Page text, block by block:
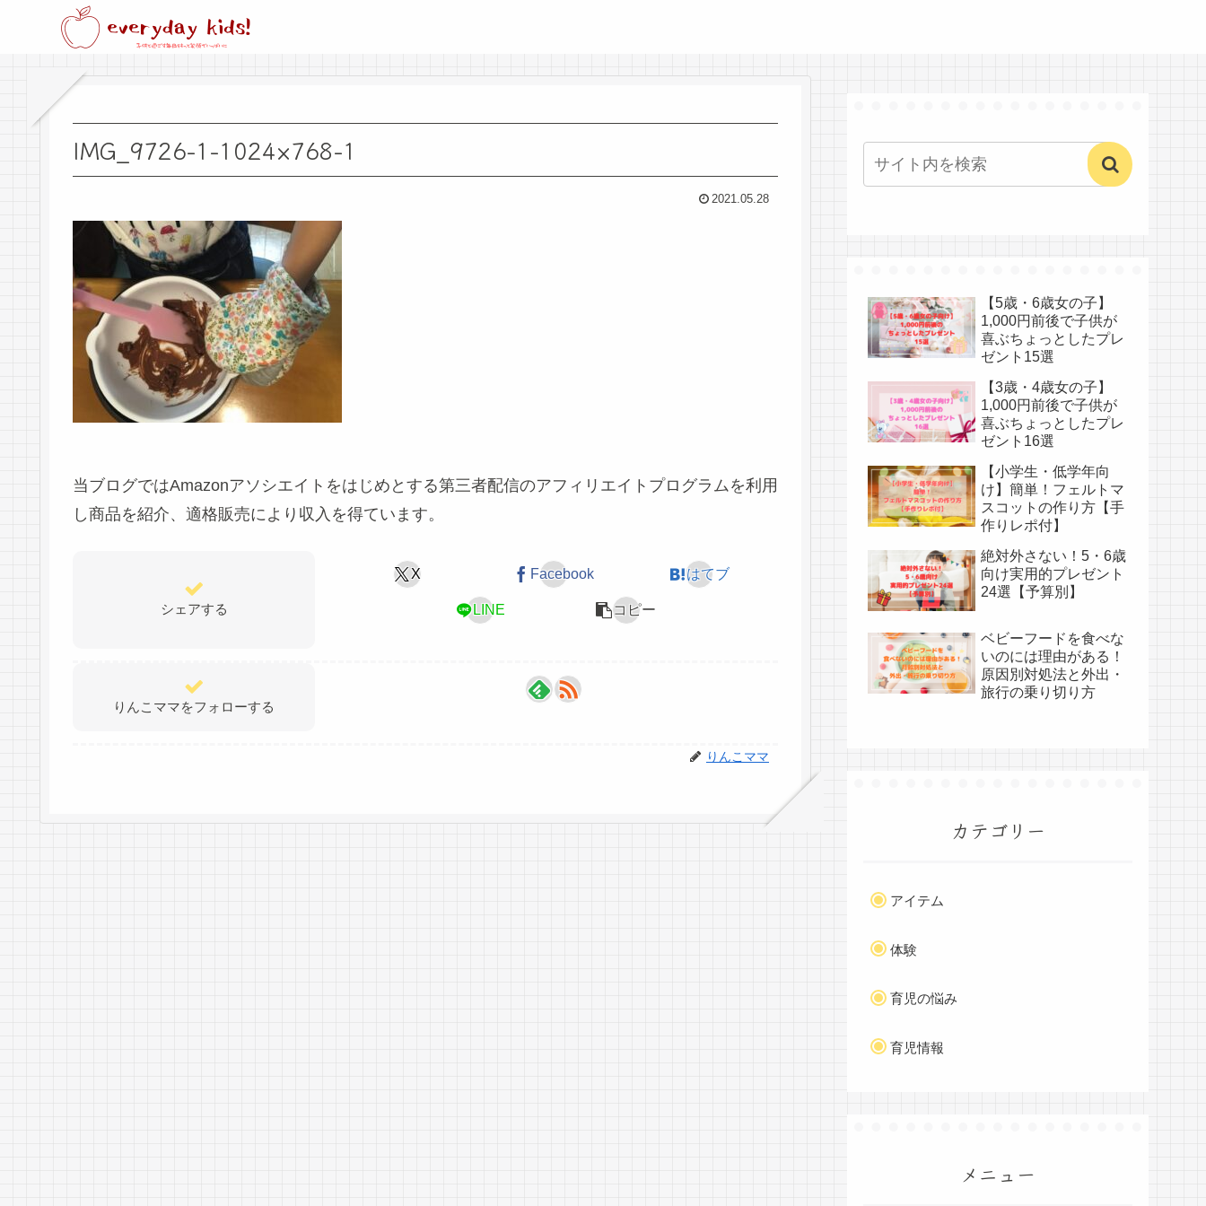
IMG_9726-1-1024×768-1
2021.05.28
当ブログではAmazonアソシエイトをはじめとする第三者配信のアフィリエイトプログラムを利用
し商品を紹介、適格販売により収入を得ています。
シェアする
X Facebook はてブ
LINE コピー
りんこママをフォローする
りんこママ
【5歳・6歳女の子】
1,000円前後で子供が
喜ぶちょっとしたプレ
ゼント15選
【3歳・4歳女の子】
1,000円前後で子供が
喜ぶちょっとしたプレ
ゼント16選
【小学生・低学年向
け】簡単！フェルトマ
スコットの作り方【手
作りレポ付】
絶対外さない！5・6歳
向け実用的プレゼント
24選【予算別】
ベビーフードを食べな
いのには理由がある！
原因別対処法と外出・
旅行の乗り切り方
カテゴリー
アイテム
体験
育児の悩み
育児情報
メニュー